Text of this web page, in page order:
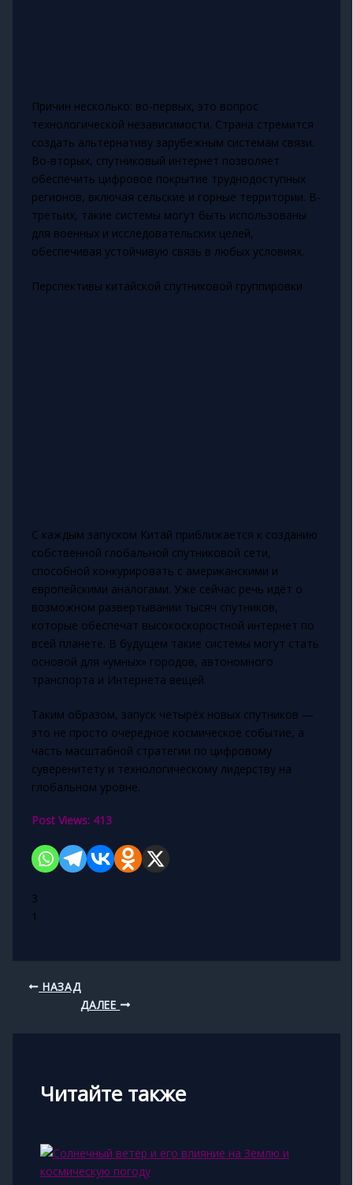
Причин несколько: во-первых, это вопрос
технологической независимости. Страна стремится
создать альтернативу зарубежным системам связи.
Во-вторых, спутниковый интернет позволяет
обеспечить цифровое покрытие труднодоступных
регионов, включая сельские и горные территории. В-
третьих, такие системы могут быть использованы
для военных и исследовательских целей,
обеспечивая устойчивую связь в любых условиях.
Перспективы китайской спутниковой группировки
С каждым запуском Китай приближается к созданию
собственной глобальной спутниковой сети,
способной конкурировать с американскими и
европейскими аналогами. Уже сейчас речь идёт о
возможном развертывании тысяч спутников,
которые обеспечат высокоскоростной интернет по
всей планете. В будущем такие системы могут стать
основой для «умных» городов, автономного
транспорта и Интернета вещей.
Таким образом, запуск четырёх новых спутников —
это не просто очередное космическое событие, а
часть масштабной стратегии по цифровому
суверенитету и технологическому лидерству на
глобальном уровне.
Post Views: 413
3
1
НАЗАД
ДАЛЕЕ
Читайте также